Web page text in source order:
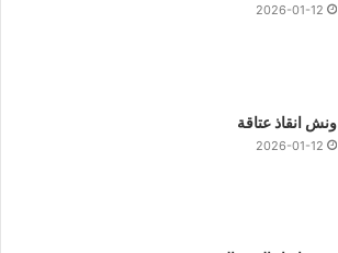
2026-01-12
ونش انقاذ عتاقة
2026-01-12